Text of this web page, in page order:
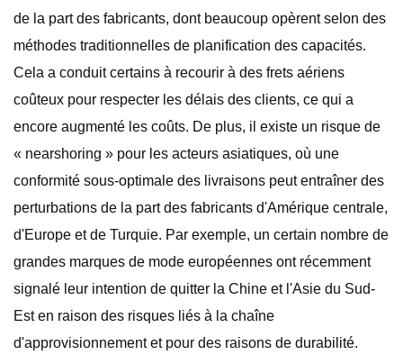
de la part des fabricants, dont beaucoup opèrent selon des
méthodes traditionnelles de planification des capacités.
Cela a conduit certains à recourir à des frets aériens
coûteux pour respecter les délais des clients, ce qui a
encore augmenté les coûts. De plus, il existe un risque de
« nearshoring » pour les acteurs asiatiques, où une
conformité sous-optimale des livraisons peut entraîner des
perturbations de la part des fabricants d'Amérique centrale,
d'Europe et de Turquie. Par exemple, un certain nombre de
grandes marques de mode européennes ont récemment
signalé leur intention de quitter la Chine et l'Asie du Sud-
Est en raison des risques liés à la chaîne
d'approvisionnement et pour des raisons de durabilité.